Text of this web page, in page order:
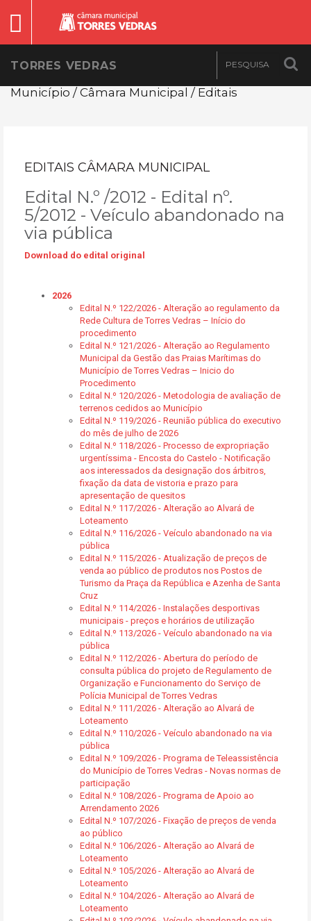
TORRES VEDRAS
Município / Câmara Municipal / Editais
EDITAIS CÂMARA MUNICIPAL
Edital N.º /2012 - Edital nº.
5/2012 - Veículo abandonado na
via pública
Download do edital original
2026
Edital N.º 122/2026 - Alteração ao regulamento da
Rede Cultura de Torres Vedras – Início do
procedimento
Edital N.º 121/2026 - Alteração ao Regulamento
Municipal da Gestão das Praias Marítimas do
Município de Torres Vedras – Inicio do
Procedimento
Edital N.º 120/2026 - Metodologia de avaliação de
terrenos cedidos ao Município
Edital N.º 119/2026 - Reunião pública do executivo
do mês de julho de 2026
Edital N.º 118/2026 - Processo de expropriação
urgentíssima - Encosta do Castelo - Notificação
aos interessados da designação dos árbitros,
fixação da data de vistoria e prazo para
apresentação de quesitos
Edital N.º 117/2026 - Alteração ao Alvará de
Loteamento
Edital N.º 116/2026 - Veículo abandonado na via
pública
Edital N.º 115/2026 - Atualização de preços de
venda ao público de produtos nos Postos de
Turismo da Praça da República e Azenha de Santa
Cruz
Edital N.º 114/2026 - Instalações desportivas
municipais - preços e horários de utilização
Edital N.º 113/2026 - Veículo abandonado na via
pública
Edital N.º 112/2026 - Abertura do período de
consulta pública do projeto de Regulamento de
Organização e Funcionamento do Serviço de
Polícia Municipal de Torres Vedras
Edital N.º 111/2026 - Alteração ao Alvará de
Loteamento
Edital N.º 110/2026 - Veículo abandonado na via
pública
Edital N.º 109/2026 - Programa de Teleassistência
do Município de Torres Vedras - Novas normas de
participação
Edital N.º 108/2026 - Programa de Apoio ao
Arrendamento 2026
Edital N.º 107/2026 - Fixação de preços de venda
ao público
Edital N.º 106/2026 - Alteração ao Alvará de
Loteamento
Edital N.º 105/2026 - Alteração ao Alvará de
Loteamento
Edital N.º 104/2026 - Alteração ao Alvará de
Loteamento